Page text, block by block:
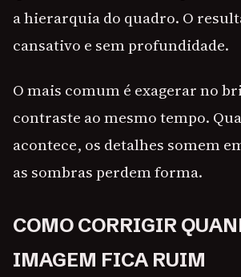
a hierarquia do quadro. O
cansativo e sem profundidade.
O mais comum é exagerar no
contraste ao mesmo tempo.
acontece, os detalhes somem
as sombras perdem forma.
COMO CORRIGIR
IMAGEM FICA RUIM